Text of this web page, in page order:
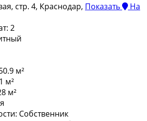
стр. 4, Краснодар, Показать
На
2
м²
м²
м²
Собственник